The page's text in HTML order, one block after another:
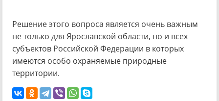
Решение этого вопроса является очень важным
не только для Ярославской области, но и всех
субъектов Российской Федерации в которых
имеются особо охраняемые природные
территории.